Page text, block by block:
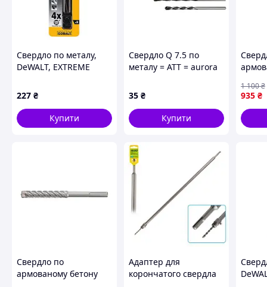
Свердло по металу,
DeWALT, EXTREME
(DT4958)
227 ₴
Купити
Свердло Q 7.5 по
металу = АТТ = aurora
35 ₴
Купити
мм
Yato
935 ₴
1 100₴
Свердло по
армованому бетону
Адаптер для
корончатого свердла